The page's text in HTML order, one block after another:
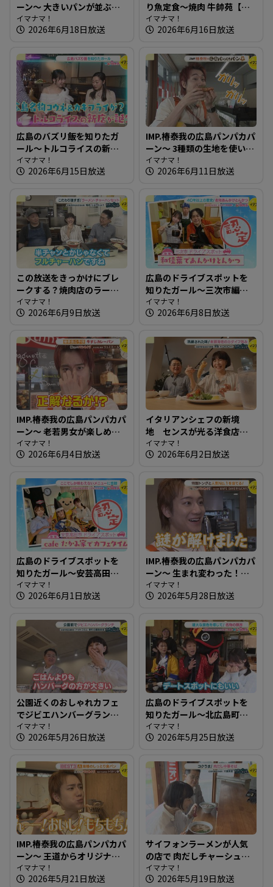
ーン～ 大きいパンが並ぶ！
子どもに大人気の愛され店
イマナマ！
2026年6月18日放送
り魚定食～焼肉 牛帥苑【た
まにはそとランチ】
イマナマ！
2026年6月16日放送
広島のバズリ飯を知りたガ
ール～トルコライスの新店
＆360度カメラ完備の最新カ
フェ 【街ネタ！知りたガー
イマナマ！
2026年6月15日放送
IMP.椿泰我の広島パンパカパ
ーン～ 3種類の生地を使い分
けるベーグル専門店
イマナマ！
2026年6月11日放送
この放送をきっかけにブレ
ークする？焼肉店のラーメ
ンチャーハンセット～焼肉
じゅうじゅう【たまにはそ
イマナマ！
2026年6月9日放送
広島のドライブスポットを
知りたガール～三次市編
【街ネタ！知りたガール】
イマナマ！
2026年6月8日放送
IMP.椿泰我の広島パンパカパ
ーン～ 老若男女が楽しめ
る！地域を照らすパン屋さ
ん
イマナマ！
2026年6月4日放送
イタリアンシェフの新境
地 センスが光る洋食店～
洋食 KOKICHI【たまにはそ
とランチ】
イマナマ！
2026年6月2日放送
広島のドライブスポットを
知りたガール～安芸高田市
編【街ネタ！知りたガー
ル】
イマナマ！
2026年6月1日放送
IMP.椿泰我の広島パンパカパ
ーン～ 生まれ変わった！？
以前もお邪魔したパン屋さ
んへ
イマナマ！
2026年5月28日放送
公園近くのおしゃれカフェ
でジビエハンバーグランチ
～ドットコミュ 都町公園前
食堂【たまにはそとラン
イマナマ！
2026年5月26日放送
広島のドライブスポットを
知りたガール～北広島町編
【街ネタ！知りたガール】
イマナマ！
2026年5月25日放送
IMP.椿泰我の広島パンパカパ
ーン～ 王道からオリジナル
まで！老若男女が楽しめる
パン屋さんへ
イマナマ！
2026年5月21日放送
サイフォンラーメンが人気
の店で 肉だしチャーシュー
めん～大重食堂【たまには
そとランチ】
イマナマ！
2026年5月19日放送